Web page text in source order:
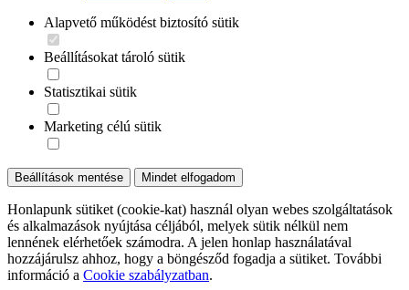
Alapvető működést biztosító sütik
Beállításokat tároló sütik
Statisztikai sütik
Marketing célú sütik
Beállítások mentése Mindet elfogadom
Honlapunk sütiket (cookie-kat) használ olyan webes szolgáltatások
és alkalmazások nyújtása céljából, melyek sütik nélkül nem
lennének elérhetőek számodra. A jelen honlap használatával
hozzájárulsz ahhoz, hogy a böngésződ fogadja a sütiket. További
információ a Cookie szabályzatban.